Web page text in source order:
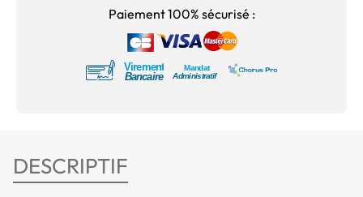
Paiement 100% sécurisé :
DESCRIPTIF